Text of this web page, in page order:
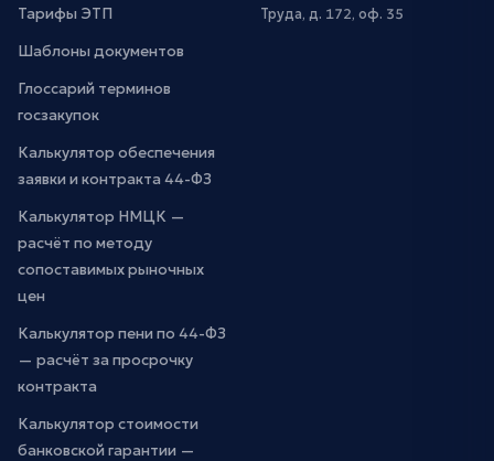
Тарифы ЭТП
Шаблоны документов
Глоссарий терминов
госзакупок
Калькулятор обеспечения
заявки и контракта 44-ФЗ
Калькулятор НМЦК —
расчёт по методу
сопоставимых рыночных
цен
Калькулятор пени по 44-ФЗ
— расчёт за просрочку
контракта
Калькулятор стоимости
банковской гарантии —
Труда, д. 172, оф. 35